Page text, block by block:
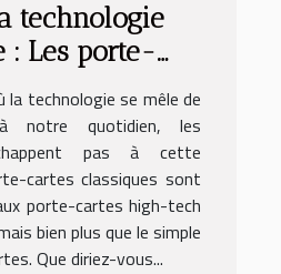
technologie
: Les porte-
tech de
la technologie se mêle de
notre quotidien, les
pas à cette
cartes classiques sont
porte-cartes high-tech
bien plus que le simple
Que diriez-vous...